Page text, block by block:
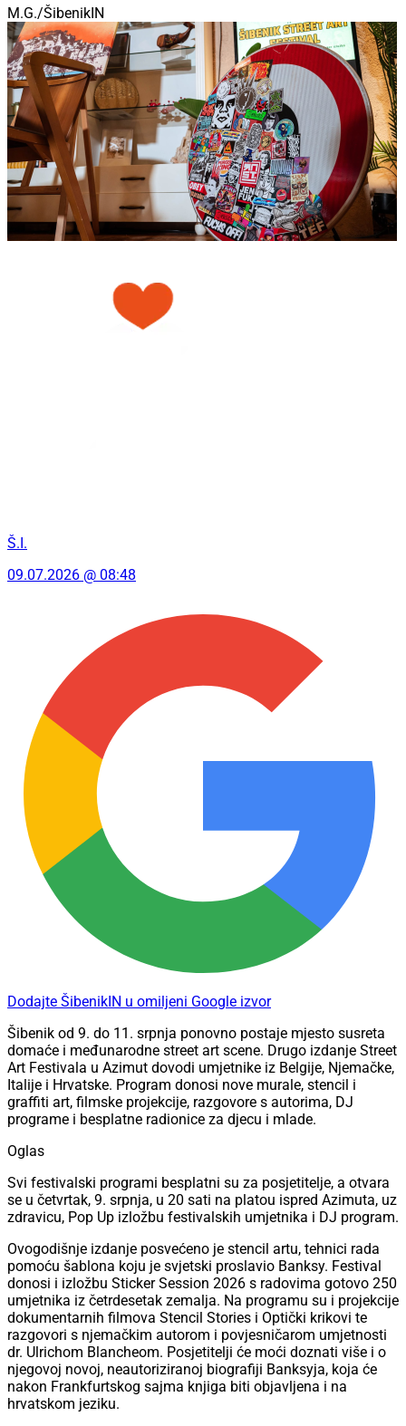
M.G./ŠibenikIN
Š.I.
09.07.2026 @ 08:48
Dodajte ŠibenikIN u omiljeni Google izvor
Šibenik od 9. do 11. srpnja ponovno postaje mjesto susreta
domaće i međunarodne street art scene. Drugo izdanje Street
Art Festivala u Azimut dovodi umjetnike iz Belgije, Njemačke,
Italije i Hrvatske. Program donosi nove murale, stencil i
graffiti art, filmske projekcije, razgovore s autorima, DJ
programe i besplatne radionice za djecu i mlade.
Oglas
Svi festivalski programi besplatni su za posjetitelje, a otvara
se u četvrtak, 9. srpnja, u 20 sati na platou ispred Azimuta, uz
zdravicu, Pop Up izložbu festivalskih umjetnika i DJ program.
Ovogodišnje izdanje posvećeno je stencil artu, tehnici rada
pomoću šablona koju je svjetski proslavio Banksy. Festival
donosi i izložbu Sticker Session 2026 s radovima gotovo 250
umjetnika iz četrdesetak zemalja. Na programu su i projekcije
dokumentarnih filmova Stencil Stories i Optički krikovi te
razgovori s njemačkim autorom i povjesničarom umjetnosti
dr. Ulrichom Blancheom. Posjetitelji će moći doznati više i o
njegovoj novoj, neautoriziranoj biografiji Banksyja, koja će
nakon Frankfurtskog sajma knjiga biti objavljena i na
hrvatskom jeziku.